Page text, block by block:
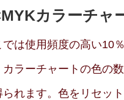
カラーチャ
では使用頻度の高い10
カラーチャートの色の
られます。色をリセッ